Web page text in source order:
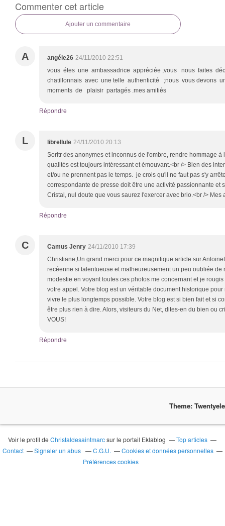
Commenter cet article
Ajouter un commentaire
A angéle26 24/11/2010 22:51
vous étes une ambassadrice appréciée ;vous nous faites
chatillonnais avec une telle authenticité ;nous vous devons
moments de plaisir partagés .mes amitiés
Répondre
L librellule 24/11/2010 20:13
Soritr des anonymes et inconnus de l'ombre, rendre hommage à
qualités est toujours intéressant et émouvant.<br /> Bien des
et/ou ne prennent pas le temps. je crois qu'il ne faut pas s'y
correspondante de presse doit être une activité passionnante et
Cristal, nul doute que vous saurez l'exercer avec brio.<br /> Mes
Répondre
C Camus Jenry 24/11/2010 17:39
Christiane,Un grand merci pour ce magnifique article sur
recéenne si talentueuse et malheureusement un peu oubliée de
modestie en voyant toutes ces photos me concernant et je
votre appel. Votre blog est un véritable document historique
vivre le plus longtemps possible. Votre blog est si bien fait et si
être plus rien à dire. Alors, visiteurs du Net, dites-en du bien ou
VOUS!
Répondre
Theme:
Voir le profil deChristaldesaintmarcsur le portail Eklablog
Top articles
Contact
Signaler un abus C.G.U.
Cookies et données personnelles
Préférences cookies